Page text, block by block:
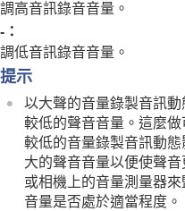
新增影像效果
自拍定時器
時間間隔拍攝功能
設定影像畫質與錄製
使用觸控功能
快門設定
使用變焦
使用閃光燈
降低模糊
調高音訊錄音音量。
-：
調低音訊錄音音量。
提示
以大聲的音量錄製音訊
較低的聲音音量。這麼
較低的音量錄製音訊動
大的聲音音量以便使聲
或相機上的音量測量器
音量是否處於適當程度。